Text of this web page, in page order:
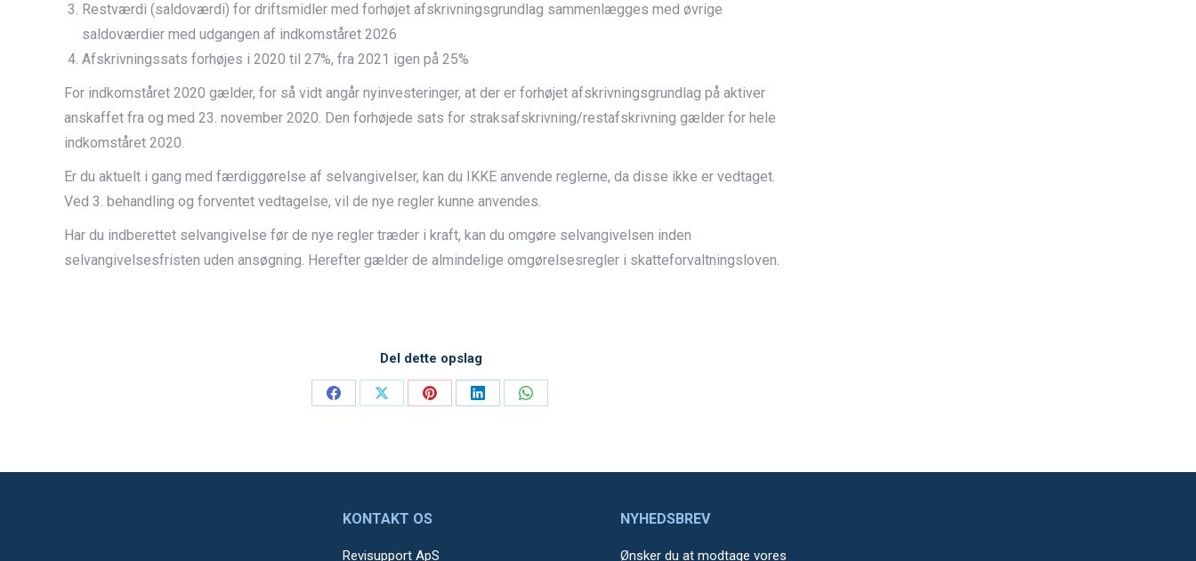
Restværdi (saldoværdi) for driftsmidler med forhøjet afskrivningsgrundlag sammenlægges med øvrige
saldoværdier med udgangen af indkomståret 2026
Afskrivningssats forhøjes i 2020 til 27%, fra 2021 igen på 25%
For indkomståret 2020 gælder, for så vidt angår nyinvesteringer, at der er forhøjet afskrivningsgrundlag på aktiver
anskaffet fra og med 23. november 2020. Den forhøjede sats for straksafskrivning/restafskrivning gælder for hele
indkomståret 2020.
Er du aktuelt i gang med færdiggørelse af selvangivelser, kan du IKKE anvende reglerne, da disse ikke er vedtaget.
Ved 3. behandling og forventet vedtagelse, vil de nye regler kunne anvendes.
Har du indberettet selvangivelse før de nye regler træder i kraft, kan du omgøre selvangivelsen inden
selvangivelsesfristen uden ansøgning. Herefter gælder de almindelige omgørelsesregler i skatteforvaltningsloven.
Del dette opslag
Share
Share
Share
Share
Share
KONTAKT OS
Revisupport ApS
NYHEDSBREV
Ønsker du at modtage vores